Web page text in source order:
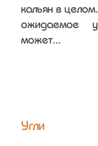
кальян в
ожидаемое
может...
Угли